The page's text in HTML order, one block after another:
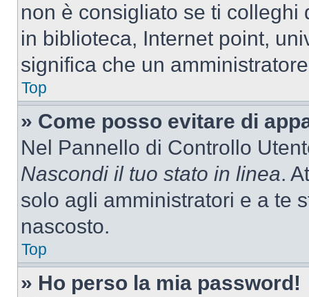
non è consigliato se ti
in biblioteca, Internet point,
significa che un
Top
» Come posso evitare di
Nel Pannello di Controllo
Nascondi il tuo stato in linea.
solo agli amministratori e a te
nascosto.
Top
» Ho perso la mia password!